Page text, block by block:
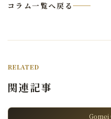
コラム一覧へ戻る
RELATED
関連記事